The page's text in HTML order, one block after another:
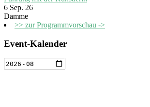
6 Sep. 26
Damme
>> zur Programmvorschau ->
Event-Kalender